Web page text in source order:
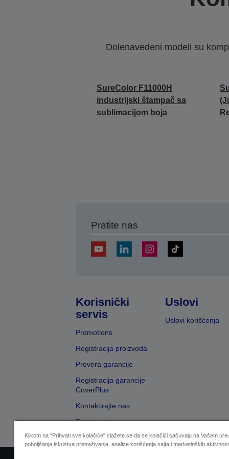
Dolenavedeni modeli su
SureColor F11000H
industrijski štampač sa
sublimacijom boja
Pratite nas
Korisnički
servis
Promotions
Registracija proizvoda
Provera garancije
Registracija garancije
CoverPlus
Kontaktirajte nas
Pretraga trgovaca
Uslovi
Uslovi korišćenja
Klikom na "Prihvati sve kolačiće" slažete se da se kolačići sačuvaju na Vašem
poboljšanja iskustva pretraživanja, analize korišćenja sajta i marketinških